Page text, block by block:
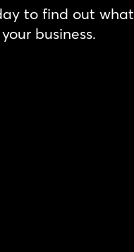
to find out what
business.